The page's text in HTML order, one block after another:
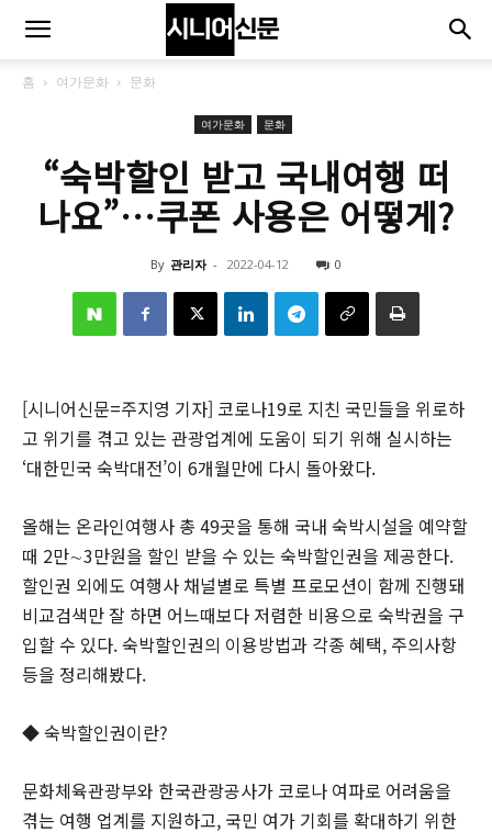
홈 여가문화 문화
여가문화 문화
“숙박할인 받고 국내여행 떠
나요”…쿠폰 사용은 어떻게?
By 관리자 - 2022-04-12 0
[시니어신문=주지영 기자] 코로나19로 지친 국민들을 위로하
고 위기를 겪고 있는 관광업계에 도움이 되기 위해 실시하는
‘대한민국 숙박대전’이 6개월만에 다시 돌아왔다.
올해는 온라인여행사 총 49곳을 통해 국내 숙박시설을 예약할
때 2만∼3만원을 할인 받을 수 있는 숙박할인권을 제공한다.
할인권 외에도 여행사 채널별로 특별 프로모션이 함께 진행돼
비교검색만 잘 하면 어느때보다 저렴한 비용으로 숙박권을 구
입할 수 있다. 숙박할인권의 이용방법과 각종 혜택, 주의사항
등을 정리해봤다.
◆ 숙박할인권이란?
문화체육관광부와 한국관광공사가 코로나 여파로 어려움을
겪는 여행 업계를 지원하고, 국민 여가 기회를 확대하기 위한